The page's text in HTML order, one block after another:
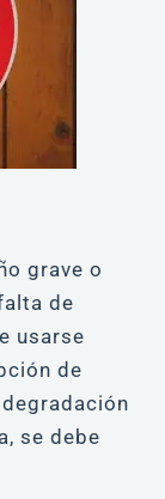
grave o
de
usarse
de
se debe